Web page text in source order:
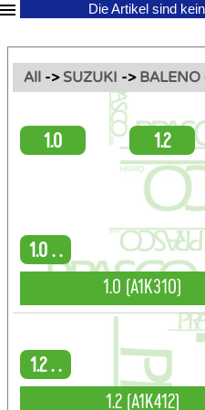
Die Artikel sind
All -> SUZUKI -> BALENO
1.0 1.2
1.0 . .
1.0 (A1K310)
1.2 . .
1.2 (A1K412)